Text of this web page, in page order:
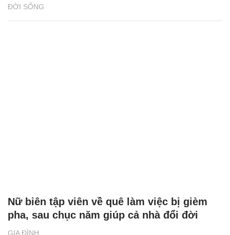
ĐỜI SỐNG
GIA ĐÌNH
Nữ biên tập viên về quê làm việc bị gièm
pha, sau chục năm giúp cả nhà đổi đời